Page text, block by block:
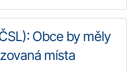
Obce by měly
místa